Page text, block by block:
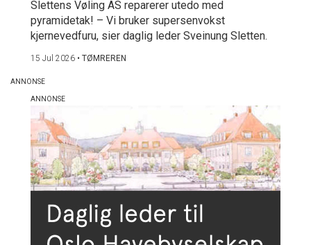
Slettens Vøling AS reparerer utedo med
pyramidetak! – Vi bruker supersenvokst
kjernevedfuru, sier daglig leder Sveinung Sletten.
15 Jul 2026 • TØMREREN